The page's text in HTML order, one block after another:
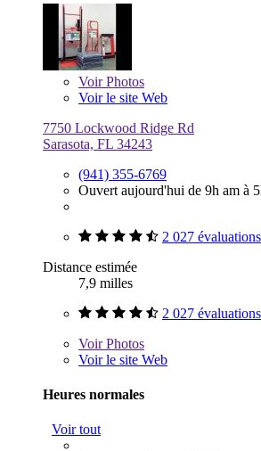
VoirPhotos
Voir le site Web
7750 Lockwood Ridge Rd
Sarasota, FL 34243
(941) 355-6769
Ouvert aujourd'hui de 9h am à
2 027 évaluations
Distance estimée
7,9 milles
2 027 évaluations
VoirPhotos
Voir le site Web
Heures normales
Voir tout